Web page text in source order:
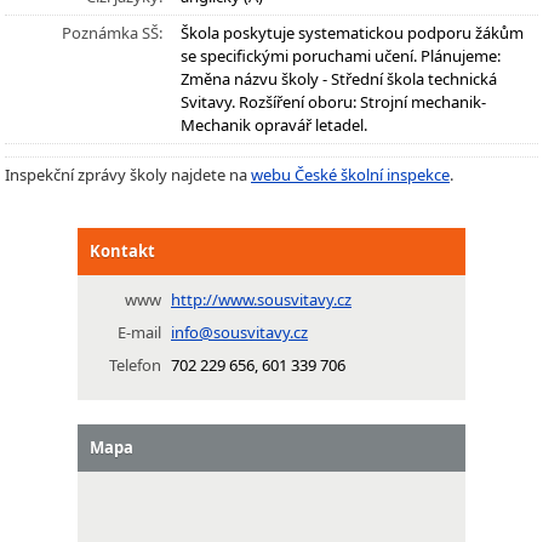
Poznámka SŠ:
Škola poskytuje systematickou podporu žákům
se specifickými poruchami učení. Plánujeme:
Změna názvu školy - Střední škola technická
Svitavy. Rozšíření oboru: Strojní mechanik-
Mechanik opravář letadel.
Inspekční zprávy školy najdete nawebu České školní inspekce.
Kontakt
www http://www.sousvitavy.cz
E-mail info@sousvitavy.cz
Telefon 702 229 656, 601 339 706
Mapa